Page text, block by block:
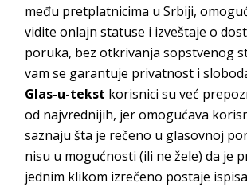
među pretplatnicima u Srbiji,
vidite onlajn statuse i izveštaje o
poruka, bez otkrivanja sopstvenog
vam se garantuje privatnost i
Glas-u-tekst korisnici su već
od najvrednijih, jer omogućava
saznaju šta je rečeno u glasovnoj
nisu u mogućnosti (ili ne žele) da je
jednim klikom izrečeno postaje